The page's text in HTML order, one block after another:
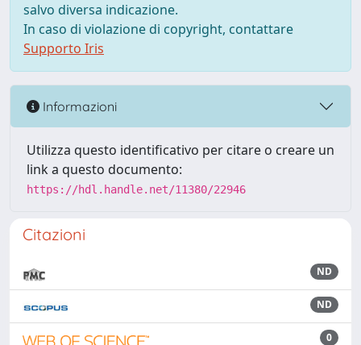
salvo diversa indicazione.
In caso di violazione di copyright, contattare
Supporto Iris
Informazioni
Utilizza questo identificativo per citare o creare un
link a questo documento:
https://hdl.handle.net/11380/22946
Citazioni
ND
ND
0